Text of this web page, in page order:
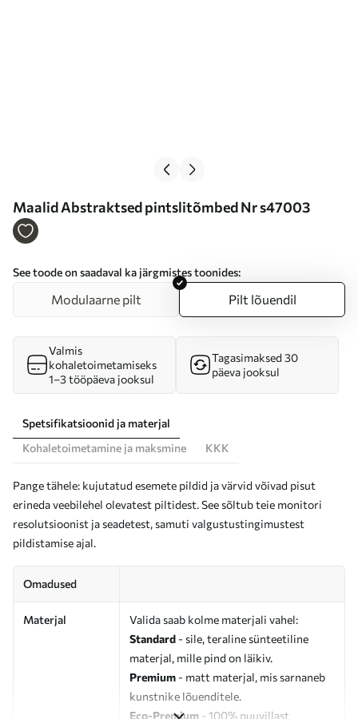
Maalid Abstraktsed pintslitõmbed Nr s47003
See toode on saadaval ka järgmistes toonides:
Modulaarne pilt Pilt lõuendil
Valmis
kohaletoimetamiseks
1–3 tööpäeva jooksul
Tagasimaksed 30
päeva jooksul
Spetsifikatsioonid ja materjal
Kohaletoimetamine ja maksmine
KKK
Pange tähele: kujutatud esemete pildid ja värvid võivad pisut
erineda veebilehel olevatest piltidest. See sõltub teie monitori
resolutsioonist ja seadetest, samuti valgustustingimustest
pildistamise ajal.
Omadused
Materjal
Valida saab kolme materjali vahel:
Standard - sile, teraline sünteetiline
materjal, mille pind on läikiv.
Premium - matt materjal, mis sarnaneb
kunstnike lõuenditele.
Eco-Premium - 100% puuvillast